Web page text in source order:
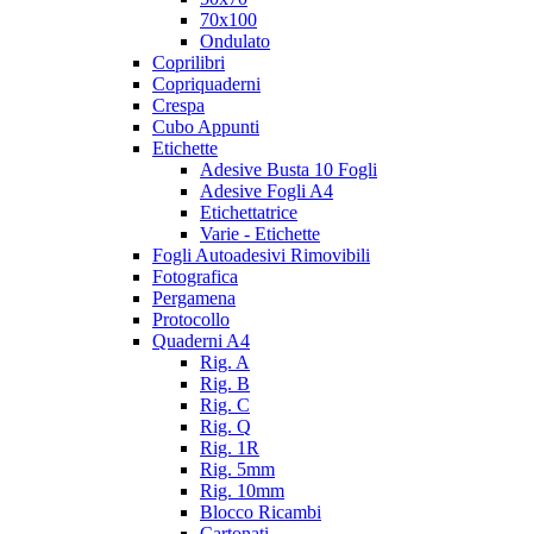
70x100
Ondulato
Coprilibri
Copriquaderni
Crespa
Cubo Appunti
Etichette
Adesive Busta 10 Fogli
Adesive Fogli A4
Etichettatrice
Varie - Etichette
Fogli Autoadesivi Rimovibili
Fotografica
Pergamena
Protocollo
Quaderni A4
Rig. A
Rig. B
Rig. C
Rig. Q
Rig. 1R
Rig. 5mm
Rig. 10mm
Blocco Ricambi